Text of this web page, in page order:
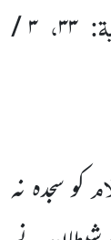
۳۳،
۳ /
کو سجدہ نہ